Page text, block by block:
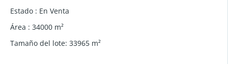
Estado : En Venta
Área : 34000 m²
Tamaño del lote: 33965 m²